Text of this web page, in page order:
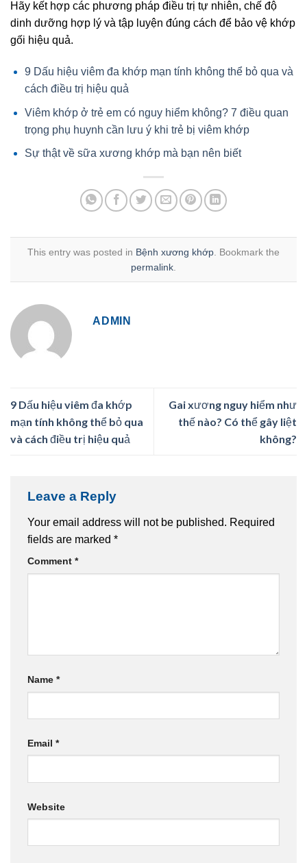
Hãy kết hợp các phương pháp điều trị tự nhiên, chế độ
dinh dưỡng hợp lý và tập luyện đúng cách để bảo vệ khớp
gối hiệu quả.
9 Dấu hiệu viêm đa khớp mạn tính không thể bỏ qua và
cách điều trị hiệu quả
Viêm khớp ở trẻ em có nguy hiểm không? 7 điều quan
trọng phụ huynh cần lưu ý khi trẻ bị viêm khớp
Sự thật về sữa xương khớp mà bạn nên biết
This entry was posted in Bệnh xương khớp . Bookmark the
permalink
ADMIN
9 Dấu hiệu viêm đa khớp
mạn tính không thể bỏ qua
và cách điều trị hiệu quả
Gai xương nguy hiểm như
thế nào? Có thể gây liệt
không?
Leave a Reply
Your email address will not be published. Required
fields are marked *
Comment *
Name *
Email *
Website